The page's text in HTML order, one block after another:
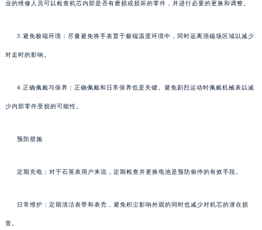
业的维修人员可以检查机芯内部是否有磨损或损坏的零件，并进行必要的更换和调整。
3.避免极端环境：尽量避免将手表置于极端温度环境中，同时远离强磁场区域以减少
对走时的影响。
4.正确佩戴与保养：正确佩戴和日常保养也是关键。避免剧烈运动时佩戴机械表以减
少内部零件受损的可能性。
预防措施
定期充电：对于石英表用户来说，定期检查并更换电池是预防偷停的有效手段。
日常维护：定期清洁表带和表壳，避免积尘影响外观的同时也减少对机芯的潜在损
害。